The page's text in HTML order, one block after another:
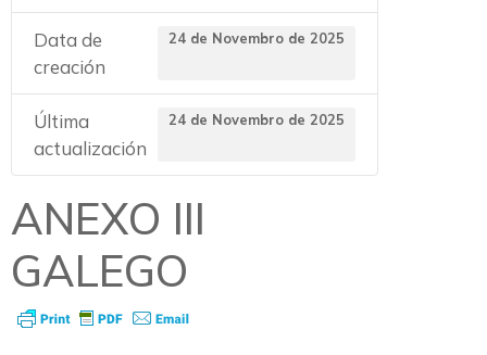
Data de
creación
24 de Novembro de 2025
Última
actualización
24 de Novembro de 2025
ANEXO III
GALEGO